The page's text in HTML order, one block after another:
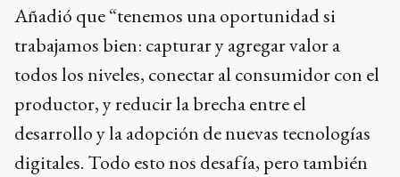
Añadió que “tenemos una oportunidad si
trabajamos bien: capturar y agregar valor a
todos los niveles, conectar al consumidor con el
productor, y reducir la brecha entre el
desarrollo y la adopción de nuevas tecnologías
digitales. Todo esto nos desafía, pero también